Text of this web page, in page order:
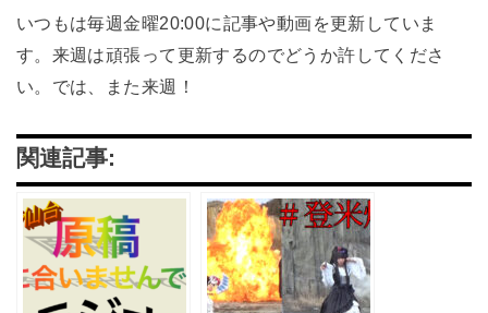
いつもは毎週金曜20:00に記事や動画を更新していま
す。来週は頑張って更新するのでどうか許してくださ
い。では、また来週！
関連記事: